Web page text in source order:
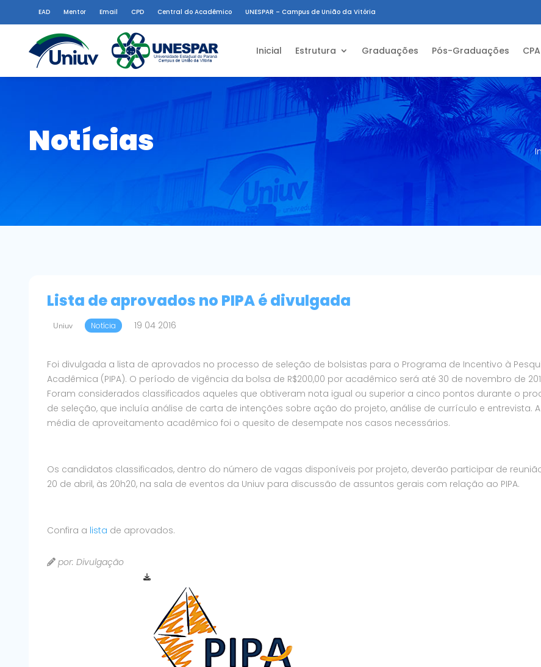
EAD Mentor Email CPD Central do Acadêmico UNESPAR – Campus de União da Vitória
Inicial Estrutura Graduações Pós-Graduações CPA
Notícias
Lista de aprovados no PIPA é divulgada
Uniuv Notícia 19 04 2016
Foi divulgada a lista de aprovados no processo de seleção de bolsistas para o Programa de Incentivo à
Acadêmica (PIPA). O período de vigência da bolsa de R$200,00 por acadêmico será até 30 de novembro de
Foram considerados classificados aqueles que obtiveram nota igual ou superior a cinco pontos durante o
de seleção, que incluía análise de carta de intenções sobre ação do projeto, análise de currículo e entrevista.
média de aproveitamento acadêmico foi o quesito de desempate nos casos necessários.
Os candidatos classificados, dentro do número de vagas disponíveis por projeto, deverão participar de
20 de abril, às 20h20, na sala de eventos da Uniuv para discussão de assuntos gerais com relação ao PIPA.
Confira a lista de aprovados.
por: Divulgação